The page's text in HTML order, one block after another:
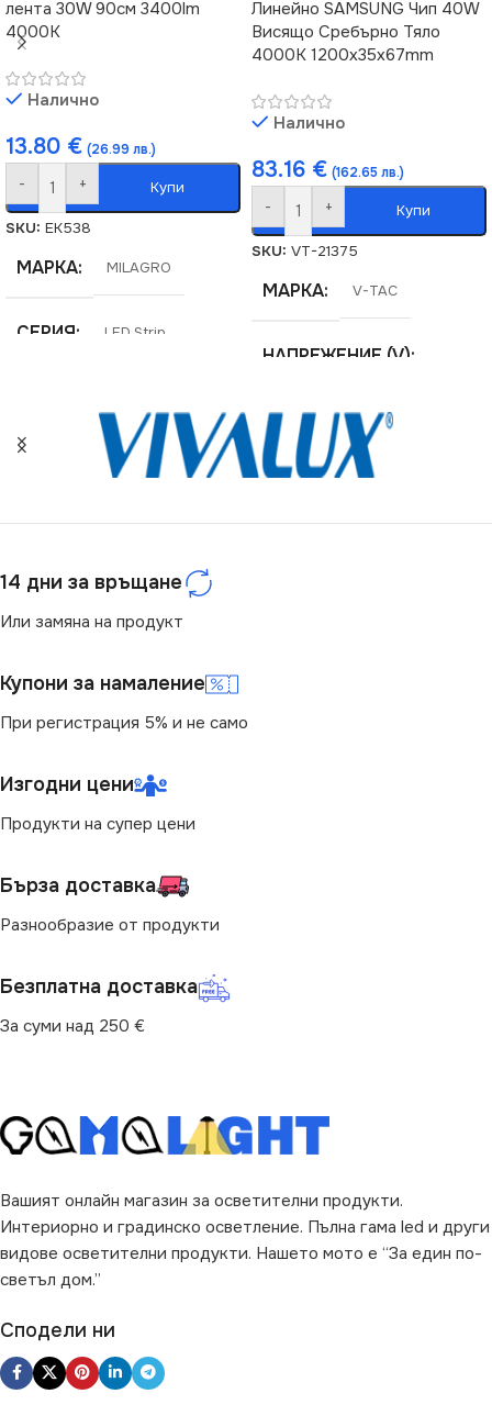
Не се димира
ЦВЯТ
Не се димира
лента 30W 90см 3400lm
4000K
Налично
13.80 € (26.99 лв.)
- + Купи
SKU: EK538
МАРКА MILAGRO
СЕРИЯ LED Strip
220V
4000
(LM)
3400
СТЕПЕН НА ЗАЩИТА
ДИМИРАНЕ
МОЩНОСТ (W)
Повърхностен
за Барплот,
Коридор, за Кухня
за Трапезария
ВИД LED
Линейно SAMSUNG Чип 40W
Висящо Сребърно Тяло
4000К 1200x35x67mm
Налично
83.16 € (162.65 лв.)
- + Купи
SKU: VT-21375
МАРКА V-TAC
НАПРЕЖЕНИЕ (V)
220V
ЕНЕРГИЕН КЛАС
ЦВЯТ
ДИМИРАНЕ
Не се димира
14 дни за връщане
Или замяна на продукт
Купони за намаление
При регистрация 5% и не само
Изгодни цени
Продукти на супер цени
Бърза доставка
Разнообразие от продукти
Безплатна доставка
За суми над 250 €
Вашият онлайн магазин за осветителни продукти.
Интериорно и градинско осветление. Пълна гама led и други
видове осветителни продукти. Нашето мото е “За един по-
светъл дом.”
Сподели ни